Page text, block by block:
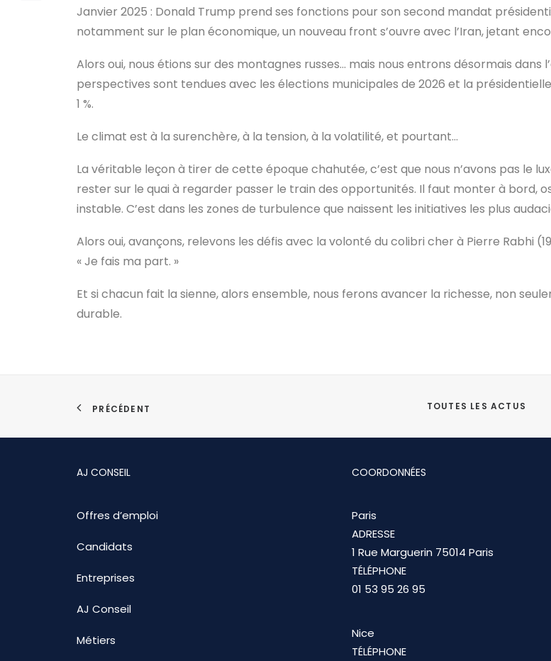
Janvier 2025 : Donald Trump prend ses fonctions pour son second mandat
notamment sur le plan économique, un nouveau front s’ouvre avec l’Iran, jetant
Alors oui, nous étions sur des montagnes russes… mais nous entrons désormais dans
perspectives sont tendues avec les élections municipales de 2026 et la
1 %.
Le climat est à la surenchère, à la tension, à la volatilité, et pourtant…
La véritable leçon à tirer de cette époque chahutée, c’est que nous n’avons pas le
rester sur le quai à regarder passer le train des opportunités. Il faut monter à bord,
instable. C’est dans les zones de turbulence que naissent les initiatives les plus
Alors oui, avançons, relevons les défis avec la volonté du colibri cher à Pierre Rabhi
« Je fais ma part. »
Et si chacun fait la sienne, alors ensemble, nous ferons avancer la richesse, non
durable.
PRÉCÉDENT TOUTES LES ACTUS
AJ CONSEIL
Offres d’emploi
Candidats
Entreprises
AJ Conseil
Métiers
COORDONNÉES
Paris
ADRESSE
1 Rue Marguerin 75014 Paris
TÉLÉPHONE
01 53 95 26 95
Nice
TÉLÉPHONE